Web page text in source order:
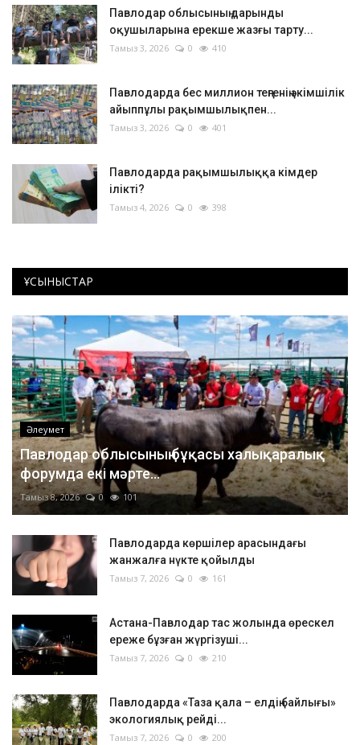
Павлодар облысының дарынды
оқушыларына ерекше жазғы тарту...
Тамыз 3, 2026 0 410
Павлодарда бес миллион теңгенің әкімшілік
айыппұлы рақымшылықпен...
Тамыз 3, 2026 0 401
Павлодарда рақымшылыққа кімдер
ілікті?
Тамыз 4, 2026 0 398
ҰСЫНЫСТАР
Әлеумет
Павлодар облысының бұқасы халықаралық
форумда екі мәрте...
Тамыз 8, 2026 0 101
Павлодарда көршілер арасындағы
жанжалға нүкте қойылды
Тамыз 7, 2026 0 161
Астана-Павлодар тас жолында өрескел
ереже бұзған жүргізуші...
Тамыз 7, 2026 0 210
Павлодарда «Таза қала – елдің байлығы»
экологиялық рейді...
Тамыз 7, 2026 0 200